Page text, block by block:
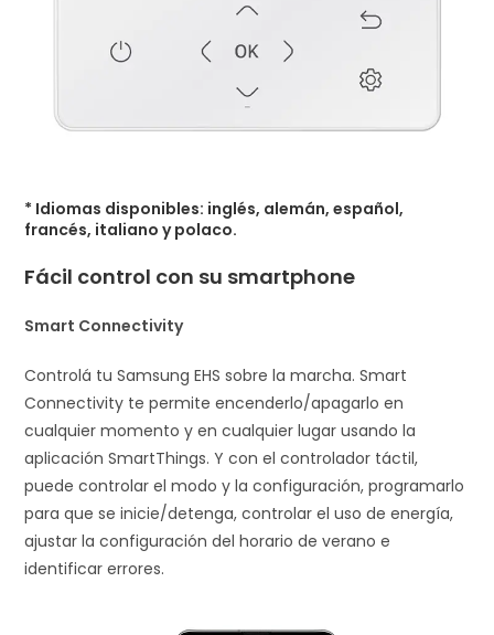
* Idiomas disponibles: inglés, alemán, español,
francés, italiano y polaco.
Fácil control con su smartphone
Smart Connectivity
Controlá tu Samsung EHS sobre la marcha. Smart
Connectivity te permite encenderlo/apagarlo en
cualquier momento y en cualquier lugar usando la
aplicación SmartThings. Y con el controlador táctil,
puede controlar el modo y la configuración, programarlo
para que se inicie/detenga, controlar el uso de energía,
ajustar la configuración del horario de verano e
identificar errores.